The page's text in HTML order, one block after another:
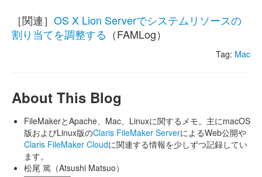
［関連］ OS X Lion Serverでシステムリソースの
割り当てを調整する （FAMLog）
Tag: Mac
About This Blog
FileMakerとApache、Mac、Linuxに関するメモ。主にmacOS
版およびLinux版のClaris FileMaker ServerによるWeb公開や
Claris FileMaker Cloudに関連する情報を少しずつ記録してい
ます。
松尾 篤（Atsushi Matsuo）